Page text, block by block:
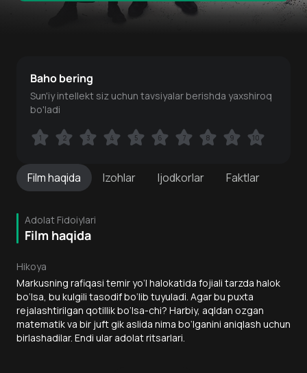
Filmhaqida Izohlar Ijodkorlar Faktlar
Adolat Fidoiylari
Film haqida
Hikoya
Markusning rafiqasi temir yo‘l halokatida fojiali tarzda halok
bo‘lsa, bu kulgili tasodif bo‘lib tuyuladi. Agar bu puxta
rejalashtirilgan qotillik bo‘lsa-chi? Harbiy, aqldan ozgan
matematik va bir juft gik aslida nima bo‘lganini aniqlash uchun
birlashadilar. Endi ular adolat ritsarlari.
Baho bering
Sun'iy intellekt siz uchun tavsiyalar berishda yaxshiroq
bo'ladi
1 2 3 4 5 6 7 8 9 10
1 2 3 4 5 6 7 8 9 10